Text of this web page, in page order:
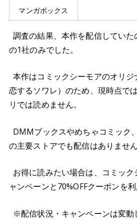
マンガボックス
調査の結果、本作を配信してい
の1社のみでした。
本作はコミックシーモアのオリジ
恋するソワレ）のため、現時点で
リでは読めません。
DMMブックスやめちゃコミック
の主要ストアでも配信はありません
お得に読みたい場合は、コミッ
ャンペーンと70%OFFクーポンを利
※配信状況・キャンペーンは変動